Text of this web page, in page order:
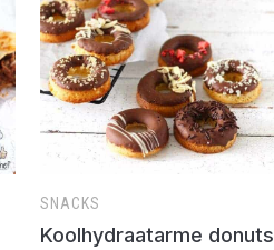
SNACKS
Koolhydraatarme donuts